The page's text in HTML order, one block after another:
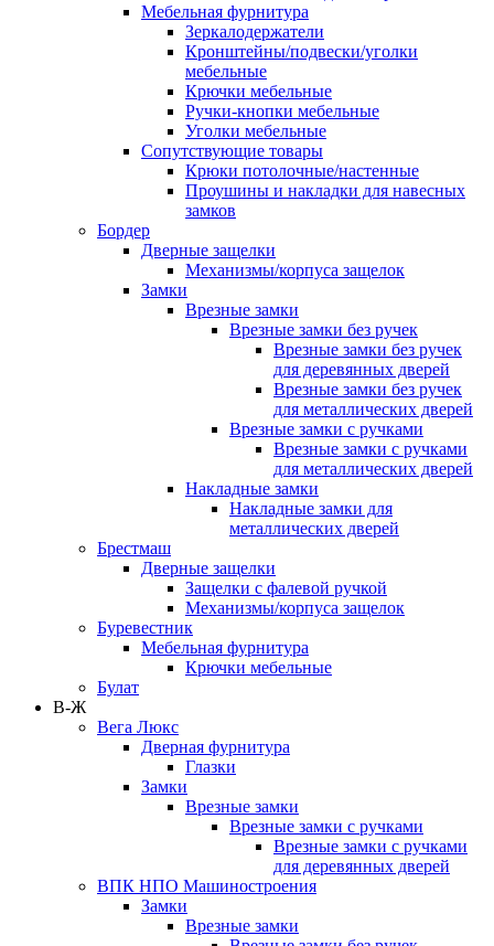
Мебельная фурнитура
Зеркалодержатели
Кронштейны/подвески/уголки
мебельные
Крючки мебельные
Ручки-кнопки мебельные
Уголки мебельные
Сопутствующие товары
Крюки потолочные/настенные
Проушины и накладки для навесных
замков
Бордер
Дверные защелки
Механизмы/корпуса защелок
Замки
Врезные замки
Врезные замки без ручек
Врезные замки без ручек
для деревянных дверей
Врезные замки без ручек
для металлических дверей
Врезные замки с ручками
Врезные замки с ручками
для металлических дверей
Накладные замки
Накладные замки для
металлических дверей
Брестмаш
Дверные защелки
Защелки с фалевой ручкой
Механизмы/корпуса защелок
Буревестник
Мебельная фурнитура
Крючки мебельные
Булат
В-Ж
Вега Люкс
Дверная фурнитура
Глазки
Замки
Врезные замки
Врезные замки с ручками
Врезные замки с ручками
для деревянных дверей
ВПК НПО Машиностроения
Замки
Врезные замки